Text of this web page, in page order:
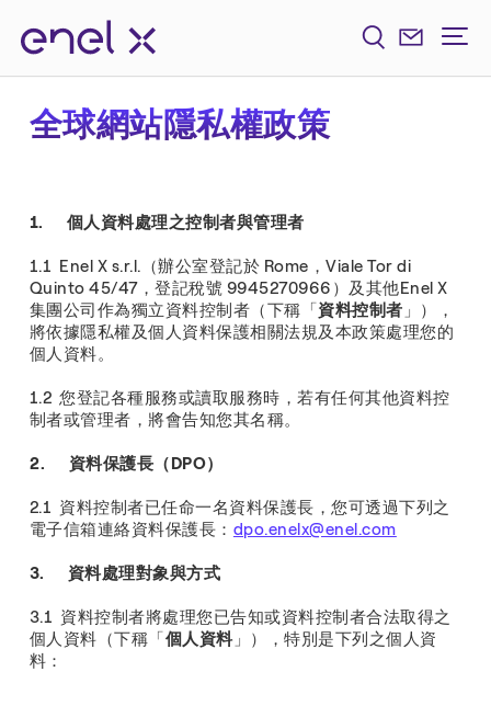
全球網站隱私權政策
1. 個人資料處理之控制者與管理者
1.1 Enel X s.r.l.（辦公室登記於 Rome，Viale Tor di
Quinto 45/47，登記稅號 9945270966）及其他Enel X
集團公司作為獨立資料控制者（下稱「資料控制者 」），
將依據隱私權及個人資料保護相關法規及本政策處理您的
個人資料。
1.2 您登記各種服務或讀取服務時，若有任何其他資料控
制者或管理者，將會告知您其名稱。
2. 資料保護長（DPO）
2.1 資料控制者已任命一名資料保護長，您可透過下列之
電子信箱連絡資料保護長： dpo.enelx@enel.com
3. 資料處理對象與方式
3.1 資料控制者將處理您已告知或資料控制者合法取得之
個人資料（下稱「個人資料 」），特別是下列之個人資
料：